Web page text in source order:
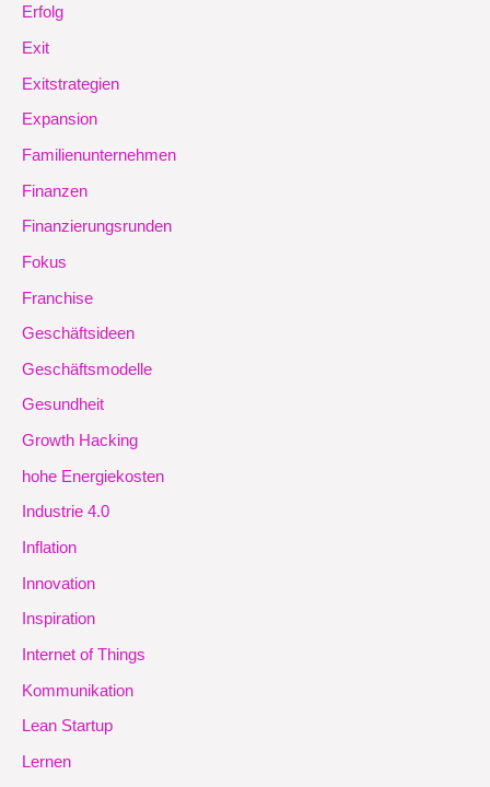
Erfolg
Exit
Exitstrategien
Expansion
Familienunternehmen
Finanzen
Finanzierungsrunden
Fokus
Franchise
Geschäftsideen
Geschäftsmodelle
Gesundheit
Growth Hacking
hohe Energiekosten
Industrie 4.0
Inflation
Innovation
Inspiration
Internet of Things
Kommunikation
Lean Startup
Lernen